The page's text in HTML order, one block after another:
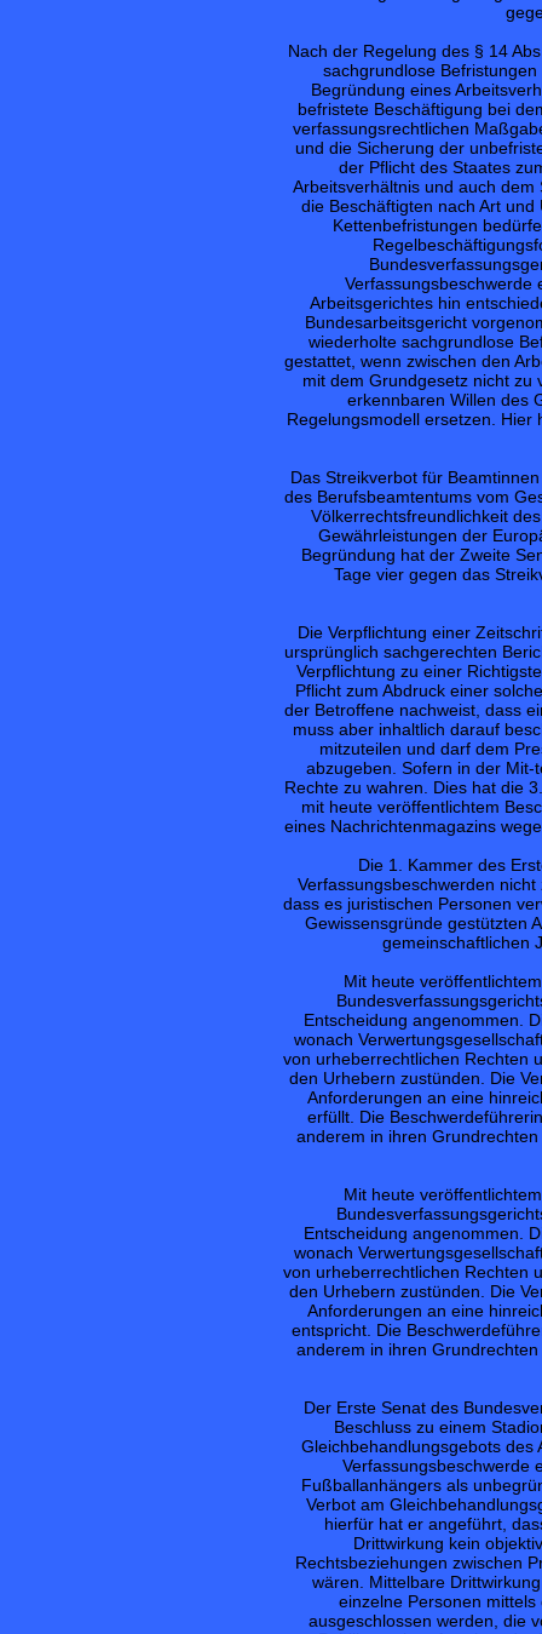
Nach der Regelung des § 14
sachgrundlose
Begründung eines
befristete Beschäftigung bei
verfassungsrechtlichen
und die Sicherung der
der Pflicht des Staates
Arbeitsverhältnis und auch dem
die Beschäftigten nach Art
Kettenbefristungen
Verfassungsbeschwerde
Arbeitsgerichtes hin
Bundesarbeitsgericht
wiederholte sachgrundlose
gestattet, wenn zwischen den
mit dem Grundgesetz nicht zu
erkennbaren Willen des
Regelungsmodell ersetzen.
Das Streikverbot für
des Berufsbeamtentums vom
Völkerrechtsfreundlichkeit
Gewährleistungen der
Begründung hat der Zweite
Tage vier gegen das
Die Verpflichtung einer
ursprünglich sachgerechten
Verpflichtung zu einer
Pflicht zum Abdruck einer
der Betroffene nachweist, dass
muss aber inhaltlich darauf
mitzuteilen und darf dem
abzugeben. Sofern in der
Rechte zu wahren. Dies hat die
mit heute veröffentlichtem
eines Nachrichtenmagazins
Die 1. Kammer des
Verfassungsbeschwerden
dass es juristischen Personen
Gewissensgründe gestützten
gemeinschaftlichen
Mit heute
Entscheidung angenommen.
wonach
von urheberrechtlichen Rechten
den Urhebern zustünden. Die
Anforderungen an eine
erfüllt. Die
anderem in ihren
Mit heute
Entscheidung angenommen.
wonach
von urheberrechtlichen Rechten
den Urhebern zustünden. Die
Anforderungen an eine
entspricht. Die
anderem in ihren
Der Erste Senat des
Beschluss zu einem
Gleichbehandlungsgebots des
Verfassungsbeschwerde
Fußballanhängers als
Verbot am
hierfür hat er angeführt,
Drittwirkung kein
Rechtsbeziehungen zwischen
wären. Mittelbare
einzelne Personen
ausgeschlossen werden, die